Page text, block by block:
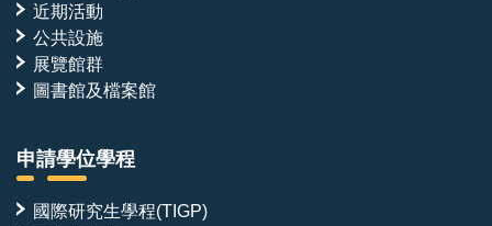
近期活動
公共設施
展覽館群
圖書館及檔案館
申請學位學程
國際研究生學程(TIGP)